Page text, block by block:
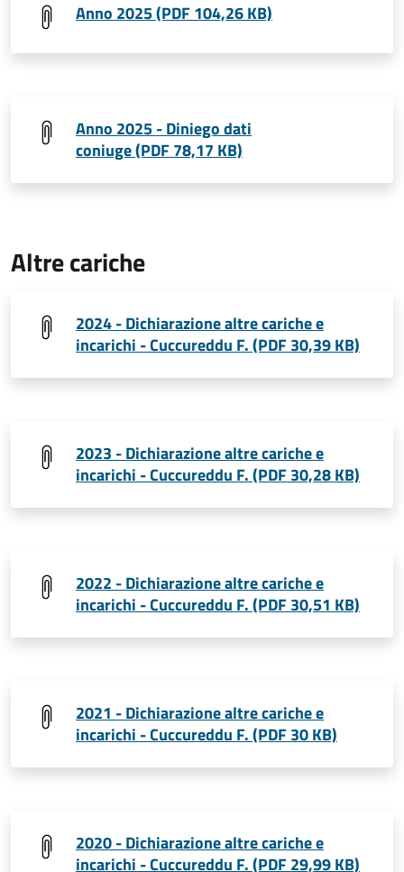
Anno 2025 (PDF 104,26 KB)
Anno 2025 - Diniego dati
coniuge (PDF 78,17 KB)
Altre cariche
2024 - Dichiarazione altre cariche e
incarichi - Cuccureddu F. (PDF 30,39 KB)
2023 - Dichiarazione altre cariche e
incarichi - Cuccureddu F. (PDF 30,28 KB)
2022 - Dichiarazione altre cariche e
incarichi - Cuccureddu F. (PDF 30,51 KB)
2021 - Dichiarazione altre cariche e
incarichi - Cuccureddu F. (PDF 30 KB)
2020 - Dichiarazione altre cariche e
incarichi - Cuccureddu F. (PDF 29,99 KB)